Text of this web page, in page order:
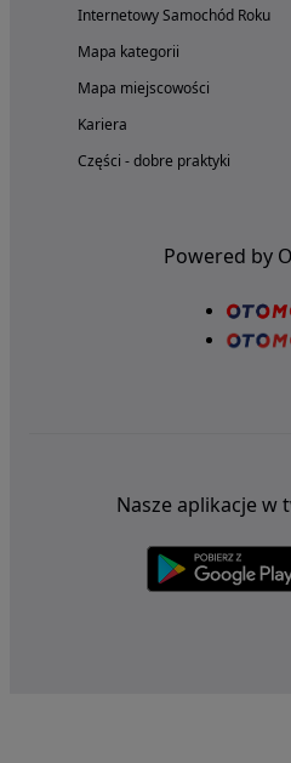
Internetowy Samochód Roku
Mapa kategorii
Mapa miejscowości
Kariera
Części - dobre praktyki
Powered by
Nasze aplikacje w